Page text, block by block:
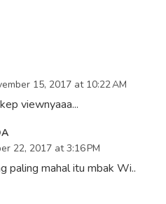
15, 2017 at 10:22 AM
viewnyaaa...
22, 2017 at 3:16 PM
paling mahal itu mbak Wi..